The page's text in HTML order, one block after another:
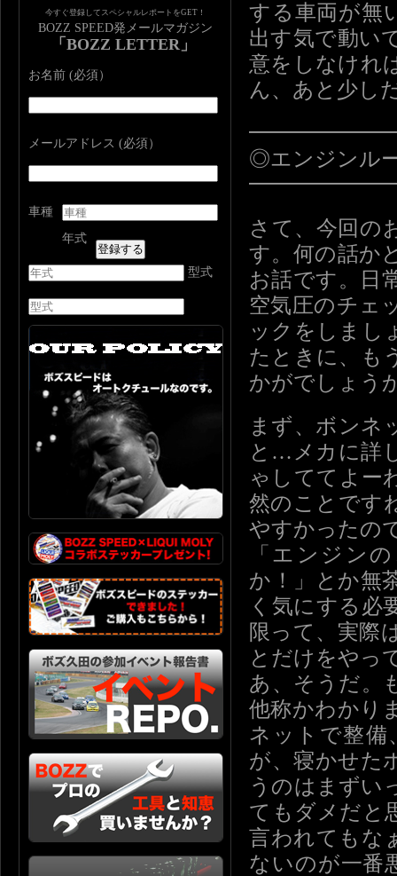
する車両が無
出す気で動い
意をしなけれ
ん、あと少し
◎エンジンル
さて、今回の
す。何の話か
お話です。日
空気圧のチェ
ックをしまし
たときに、も
かがでしょう
まず、ボンネ
と…メカに詳
ゃしててよー
然のことです
やすかったの
「エンジン
か！」とか無
く気にする必
限って、実際
とだけをやっ
あ、そうだ。
他称かわかり
ネットで整備
が、寝かせた
うのはまずい
てもダメだと
言われてもな
ないのが一
今すぐ登録してスペシャルレポートをGET！
BOZZ SPEED発メールマガジン
「BOZZ LETTER」
お名前 (必須）
メールアドレス (必須）
車種
年式
型式